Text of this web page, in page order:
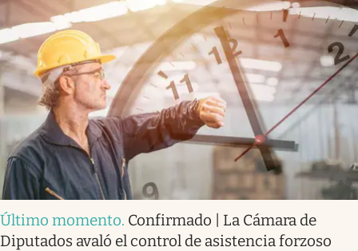
Último momento. Confirmado | La Cámara de
Diputados avaló el control de asistencia forzoso